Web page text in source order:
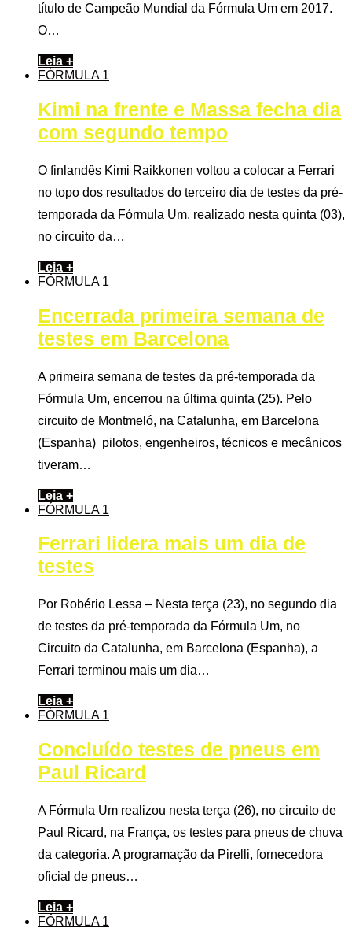
título de Campeão Mundial da Fórmula Um em 2017.
O…
Leia +
FÓRMULA 1
Kimi na frente e Massa fecha dia
com segundo tempo
O finlandês Kimi Raikkonen voltou a colocar a Ferrari
no topo dos resultados do terceiro dia de testes da pré-
temporada da Fórmula Um, realizado nesta quinta (03),
no circuito da…
Leia +
FÓRMULA 1
Encerrada primeira semana de
testes em Barcelona
A primeira semana de testes da pré-temporada da
Fórmula Um, encerrou na última quinta (25). Pelo
circuito de Montmeló, na Catalunha, em Barcelona
(Espanha) pilotos, engenheiros, técnicos e mecânicos
tiveram…
Leia +
FÓRMULA 1
Ferrari lidera mais um dia de
testes
Por Robério Lessa – Nesta terça (23), no segundo dia
de testes da pré-temporada da Fórmula Um, no
Circuito da Catalunha, em Barcelona (Espanha), a
Ferrari terminou mais um dia…
Leia +
FÓRMULA 1
Concluído testes de pneus em
Paul Ricard
A Fórmula Um realizou nesta terça (26), no circuito de
Paul Ricard, na França, os testes para pneus de chuva
da categoria. A programação da Pirelli, fornecedora
oficial de pneus…
Leia +
FÓRMULA 1